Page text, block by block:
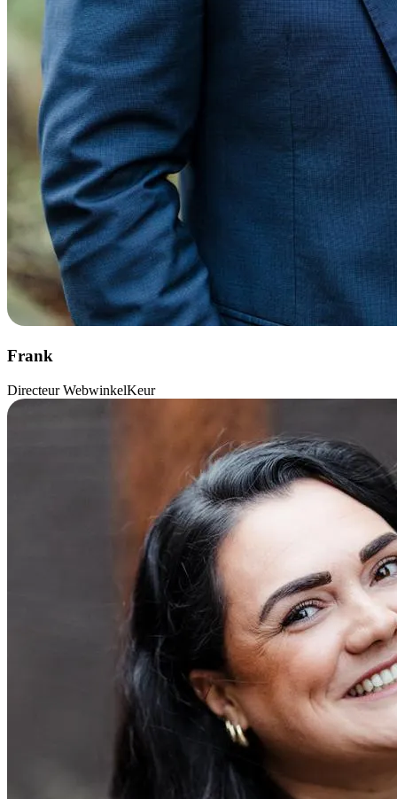
Frank
Directeur WebwinkelKeur